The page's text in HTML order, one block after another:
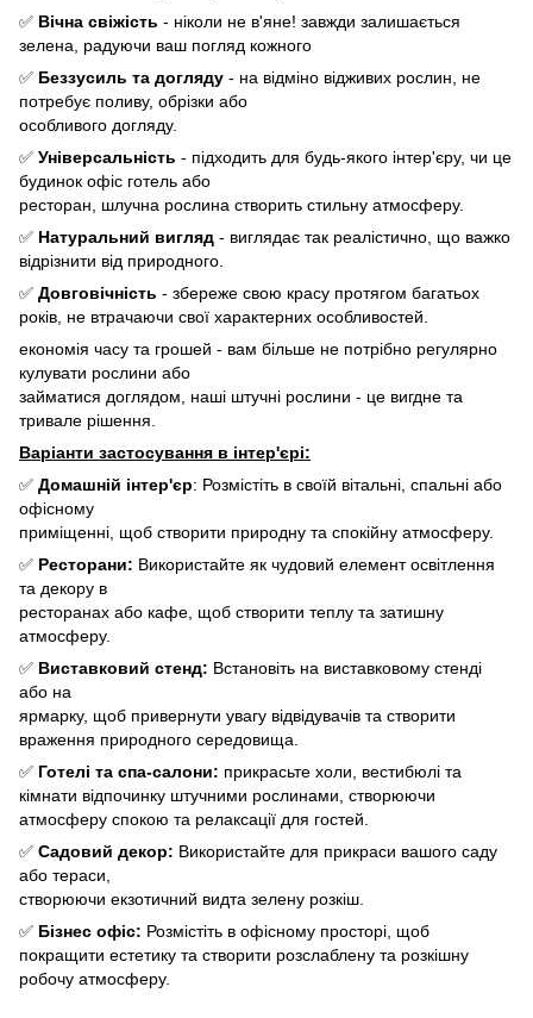
✅ Вічна свіжість - ніколи не в'яне! завжди залишається
зелена, радуючи ваш погляд кожного
✅ Беззусиль та догляду - на відміно відживих рослин, не
потребує поливу, обрізки або
особливого догляду.
✅ Універсальність - підходить для будь-якого інтер'єру, чи це
будинок офіс готель або
ресторан, шлучна рослина створить стильну атмосферу.
✅ Натуральний вигляд - виглядає так реалістично, що важко
відрізнити від природного.
✅ Довговічність - збереже свою красу протягом багатьох
років, не втрачаючи свої характерних особливостей.
економія часу та грошей - вам більше не потрібно регулярно
кулувати рослини або
займатися доглядом, наші штучні рослини - це вигдне та
тривале рішення.
Варіанти застосування в інтер'єрі:
✅ Домашній інтер'єр: Розмістіть в своїй вітальні, спальні або
офісному
приміщенні, щоб створити природну та спокійну атмосферу.
✅ Ресторани: Використайте як чудовий елемент освітлення
та декору в
ресторанах або кафе, щоб створити теплу та затишну
атмосферу.
✅ Виставковий стенд: Встановіть на виставковому стенді
або на
ярмарку, щоб привернути увагу відвідувачів та створити
враження природного середовища.
✅ Готелі та спа-салони: прикрасьте холи, вестибюлі та
кімнати відпочинку штучними рослинами, створюючи
атмосферу спокою та релаксації для гостей.
✅ Садовий декор: Використайте для прикраси вашого саду
або тераси,
створюючи екзотичний видта зелену розкіш.
✅ Бізнес офіс: Розмістіть в офісному просторі, щоб
покращити естетику та створити розслаблену та розкішну
робочу атмосферу.